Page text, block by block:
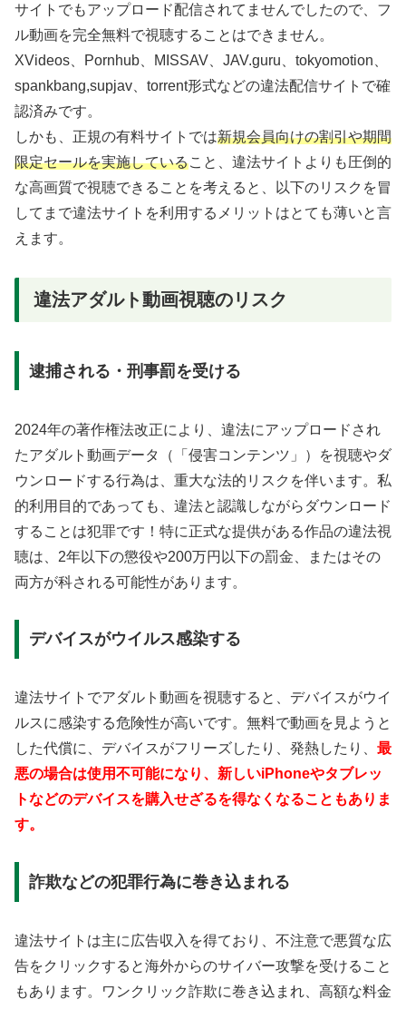
サイトでもアップロード配信されてませんでしたので、フ
ル動画を完全無料で視聴することはできません。
XVideos、Pornhub、MISSAV、JAV.guru、tokyomotion、
spankbang,supjav、torrent形式などの違法配信サイトで確
認済みです。
しかも、正規の有料サイトでは新規会員向けの割引や期間
限定セールを実施していること、違法サイトよりも圧倒的
な高画質で視聴できることを考えると、以下のリスクを冒
してまで違法サイトを利用するメリットはとても薄いと言
えます。
違法アダルト動画視聴のリスク
逮捕される・刑事罰を受ける
2024年の著作権法改正により、違法にアップロードされ
たアダルト動画データ（「侵害コンテンツ」）を視聴やダ
ウンロードする行為は、重大な法的リスクを伴います。私
的利用目的であっても、違法と認識しながらダウンロード
することは犯罪です！特に正式な提供がある作品の違法視
聴は、2年以下の懲役や200万円以下の罰金、またはその
両方が科される可能性があります。
デバイスがウイルス感染する
違法サイトでアダルト動画を視聴すると、デバイスがウイ
ルスに感染する危険性が高いです。無料で動画を見ようと
した代償に、デバイスがフリーズしたり、発熱したり、 最
悪の場合は使用不可能になり、新しいiPhoneやタブレッ
トなどのデバイスを購入せざるを得なくなることもありま
す。
詐欺などの犯罪行為に巻き込まれる
違法サイトは主に広告収入を得ており、不注意で悪質な広
告をクリックすると海外からのサイバー攻撃を受けること
もあります。ワンクリック詐欺に巻き込まれ、高額な料金